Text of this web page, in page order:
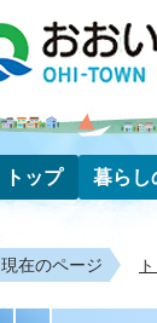
トップ 暮らし
現在のページ